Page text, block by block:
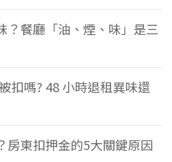
？餐廳「油、煙、味」是三
扣嗎? 48 小時退租異味還
房東扣押金的5大關鍵原因